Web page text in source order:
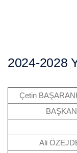
2024-2028
Çetin
BAŞKAN
Ali